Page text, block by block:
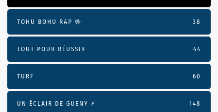
TOHU BOHU RAP 🤟 38
TOUT POUR RÉUSSIR 44
TURF 60
UN ÉCLAIR DE GUENY ⚡️ 148